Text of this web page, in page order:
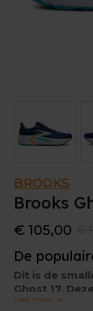
BROOKS
Brooks
€ 105,00
De
Dit is de
Ghost 17.
wat smallere
Lees meer